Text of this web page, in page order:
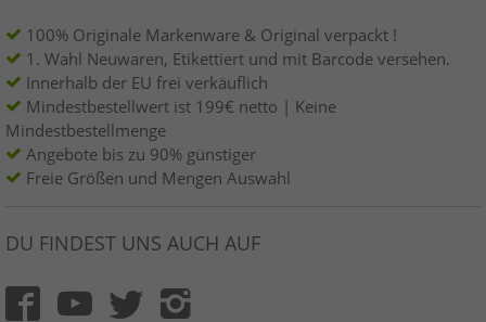
100% Originale Markenware & Original verpackt !
1. Wahl Neuwaren, Etikettiert und mit Barcode versehen.
Innerhalb der EU frei verkäuflich
Mindestbestellwert ist 199€ netto | Keine
Mindestbestellmenge
Angebote bis zu 90% günstiger
Freie Größen und Mengen Auswahl
DU FINDEST UNS AUCH AUF